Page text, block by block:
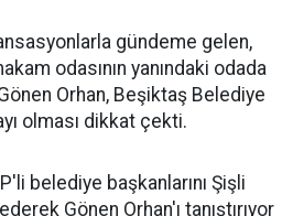
gündeme gelen,
odasının yanındaki odada
Orhan, Beşiktaş Belediye
olması dikkat çekti.
belediye başkanlarını Şişli
Gönen Orhan'ı tanıştırıyor